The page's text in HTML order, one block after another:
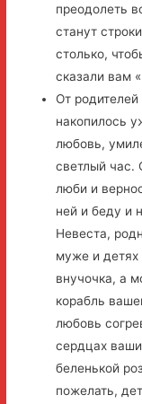
преодолеть
станут
столько,
сказали вам
От
накопилось
любовь,
светлый час.
люби и
ней и беду и
Невеста,
муже и детях
внучочка, а
корабль
любовь
сердцах
беленькой
пожелать,